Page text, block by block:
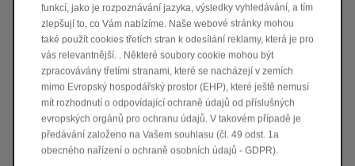
Váš Leapmotor, vždy aktuální
Aktualizace softwaru jsou dodávány na
dálku za účelem zlepšení funkčnosti,
bezpečnosti a uživatelského zážitku.
funkcí, jako je rozpoznávání jazyka, výsledky vyhledávání, a tím
zlepšují to, co Vám nabízíme. Naše webové stránky mohou
také použít cookies třetích stran k odesílání reklamy, která je pro
vás relevantnější. . Některé soubory cookie mohou být
zpracovávány třetími stranami, které se nacházejí v zemích
mimo Evropský hospodářský prostor (EHP), které ještě nemusí
mít rozhodnutí o odpovídající ochraně údajů od příslušných
evropských orgánů pro ochranu údajů. V takovém případě je
předávání založeno na Vašem souhlasu (čl. 49 odst. 1a
obecného nařízení o ochraně osobních údajů - GDPR).